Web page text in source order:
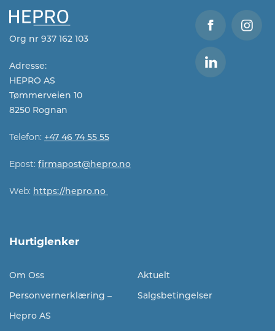
Org nr 937 162 103
Adresse:
HEPRO AS
Tømmerveien 10
8250 Rognan
Telefon: +47 46 74 55 55
Epost: firmapost@hepro.no​​
Web: https://hepro.no
Hurtiglenker
Om Oss
Aktuelt
Personvernerklæring –
Hepro AS
Salgsbetingelser